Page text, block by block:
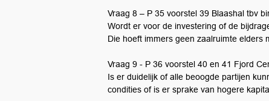
Vraag 8 – P 35 voorstel 39 Blaashal tbv
Wordt er voor de investering of de
Die hoeft immers geen zaalruimte elders
Vraag 9 - P 36 voorstel 40 en 41 Fjord
Is er duidelijk of alle beoogde partijen
condities of is er sprake van hogere